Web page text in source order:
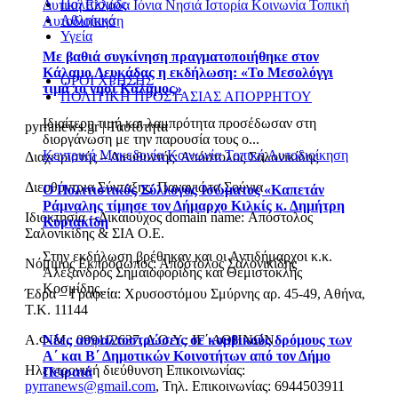
Δυτική Ελλάδα Ιόνια Νησιά Ιστορία Κοινωνία Τοπική
Αυτοδιοίκηση
Με βαθιά συγκίνηση πραγματοποιήθηκε στον
Κάλαμο Λευκάδας η εκδήλωση: «Το Μεσολόγγι
τιμά το νησί Κάλαμος»
Ιδιαίτερη τιμή και λαμπρότητα προσέδωσαν στη
διοργάνωση με την παρουσία τους ο...
Κεντρική ΜακεδονίαΚοινωνίαΤοπική Αυτοδιοίκηση
Ο Πολιτιστικός Σύλλογος Ισώματος «Καπετάν
Ράμναλης τίμησε τον Δήμαρχο Κιλκίς κ. Δημήτρη
Κυριακίδη
Στην εκδήλωση βρέθηκαν και οι Αντιδήμαρχοι κ.κ.
Αλέξανδρος Σημαιοφορίδης και Θεμιστοκλής
Κοσμίδης,...
Νέες ασφαλτοστρώσεις σε κομβικούς δρόμους των
Α΄ και Β΄ Δημοτικών Κοινοτήτων από τον Δήμο
Πειραιά
Πολιτισμός
Αθλητικά
Υγεία
ΟΡΟΙ ΧΡΗΣΗΣ
ΠΟΛΙΤΙΚΗ ΠΡΟΣΤΑΣΙΑΣ ΑΠΟΡΡΗΤΟΥ
pyrranews.gr | Ταυτότητα
Διαχειριστής – Διευθυντής: Απόστολος Σαλονικίδης
Διευθύντρια Σύνταξης: Παναγιώτα Σούγια
Ιδιοκτησία – Δικαιούχος domain name: Απόστολος
Σαλονικίδης & ΣΙΑ Ο.Ε.
Νόμιμος Εκπρόσωπος: Απόστολος Σαλονικίδης
Έδρα – Γραφεία: Χρυσοστόμου Σμύρνης αρ. 45-49, Αθήνα,
Τ.Κ. 11144
Α.Φ.Μ.: 099112637, Δ.Ο.Υ.: ΙΓ΄ ΑΘΗΝΩΝ
Ηλεκτρονική διεύθυνση Επικοινωνίας:
pyrranews@gmail.com, Τηλ. Επικοινωνίας: 6944503911